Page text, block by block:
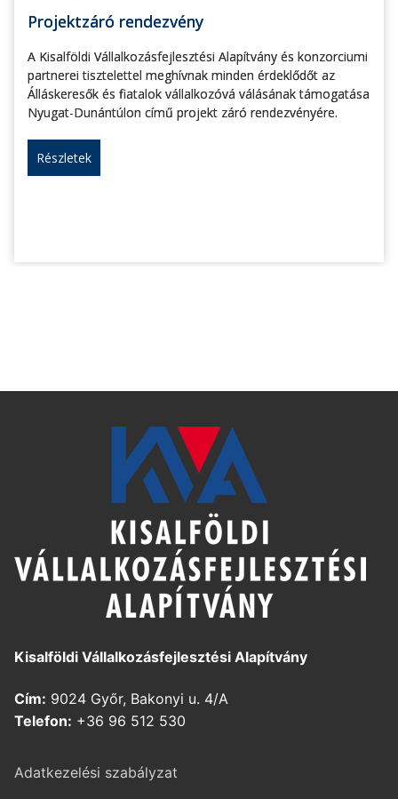
Projektzáró rendezvény
A Kisalföldi Vállalkozásfejlesztési Alapítvány és konzorciumi
partnerei tisztelettel meghívnak minden érdeklődőt az
Álláskeresők és fiatalok vállalkozóvá válásának támogatása
Nyugat-Dunántúlon című projekt záró rendezvényére.
Részletek
Kisalföldi Vállalkozásfejlesztési Alapítvány
Cím: 9024 Győr, Bakonyi u. 4/A
Telefon: +36 96 512 530
Adatkezelési szabályzat